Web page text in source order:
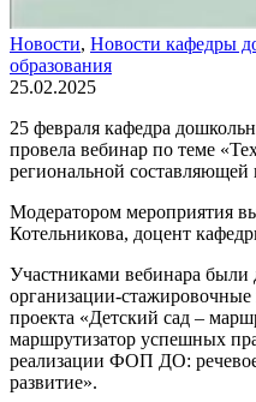
Новости, Новости кафедры
образования
25.02.2025
25 февраля кафедра
провела вебинар по теме
региональной
Модератором мероприятия
Котельникова, доцент
Участниками вебинара были
организации-
проекта «Детский сад –
маршрутизатор успешных
реализации ФОП ДО:
развитие».